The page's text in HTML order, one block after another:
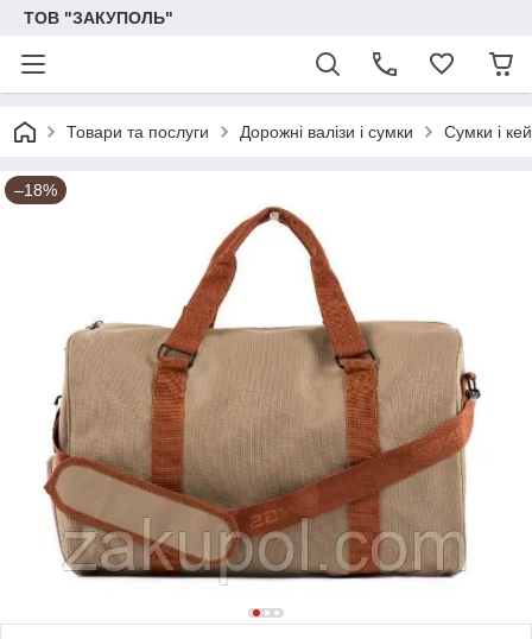
ТОВ "ЗАКУПОЛЬ"
Товари та послуги Дорожні валізи і сумки Сумки і
–18%